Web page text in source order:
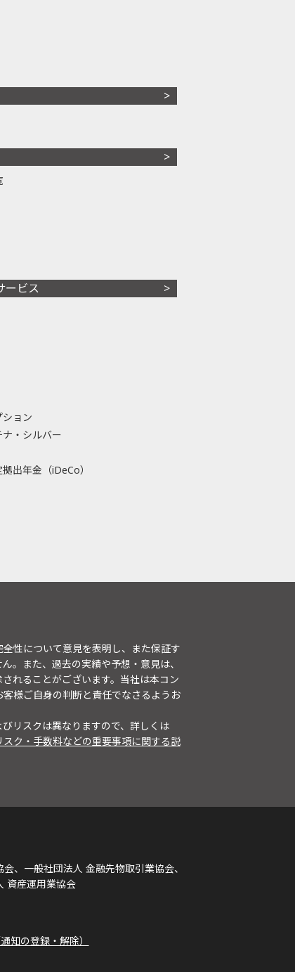
ービス
ョン
・シルバー
出年金（iDeCo）
性について意見を表明し、また保証す
。また、過去の実績や予想・意見は、
れることがございます。当社は本コン
様ご自身の判断と責任でなさるようお
リスクは異なりますので、詳しくは
スク・手数料などの重要事項に関する説
、一般社団法人 金融先物取引業協会、
資産運用業協会
知の登録・解除）